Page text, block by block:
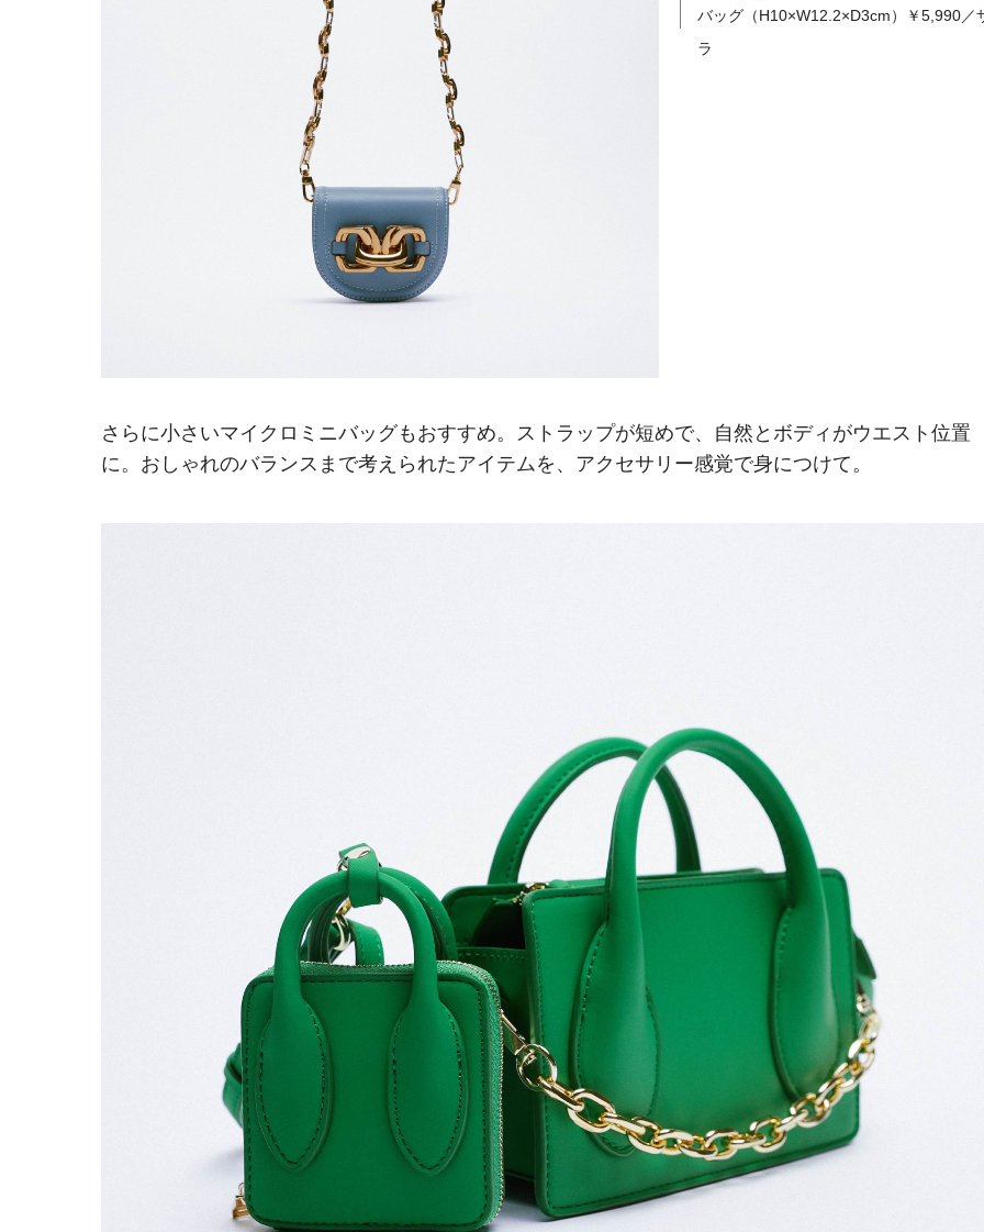
バッグ（H10×W12.2×D3cm）￥5,990／
ラ
さらに小さいマイクロミニバッグもおすすめ。ストラップが短めで、自然とボディがウエスト位置
に。おしゃれのバランスまで考えられたアイテムを、アクセサリー感覚で身につけて。